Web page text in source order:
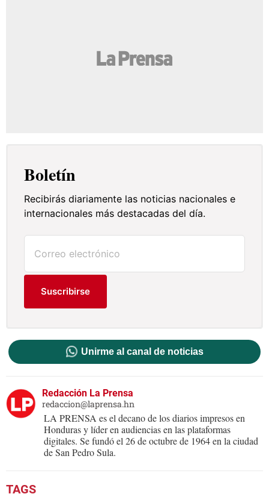
Boletín
Recibirás diariamente las noticias nacionales e
internacionales más destacadas del día.
Suscribirse
Unirme al canal de noticias
Redacción La Prensa
redaccion@laprensa.hn
LA PRENSA es el decano de los diarios impresos en
Honduras y líder en audiencias en las plataformas
digitales. Se fundó el 26 de octubre de 1964 en la ciudad
de San Pedro Sula.